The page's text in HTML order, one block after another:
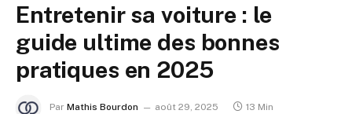
Entretenir sa voiture : le
guide ultime des bonnes
pratiques en 2025
Par Mathis Bourdon août 29, 2025 13 Min